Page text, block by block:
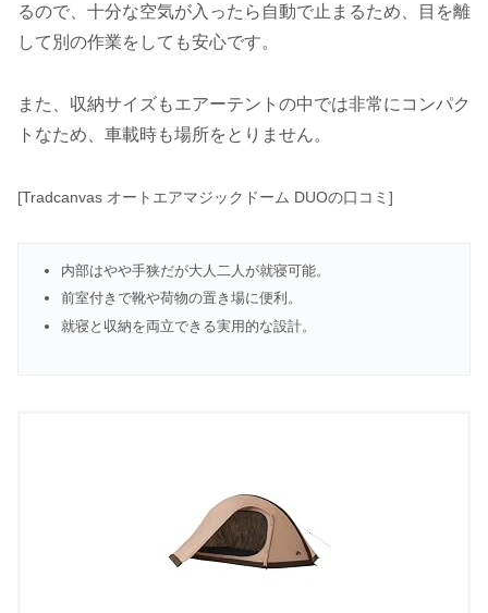
るので、十分な空気が入ったら自動で止まるため、目を離
して別の作業をしても安心です。
また、収納サイズもエアーテントの中では非常にコンパク
トなため、車載時も場所をとりません。
[Tradcanvas オートエアマジックドーム DUOの口コミ]
内部はやや手狭だが大人二人が就寝可能。
前室付きで靴や荷物の置き場に便利。
就寝と収納を両立できる実用的な設計。